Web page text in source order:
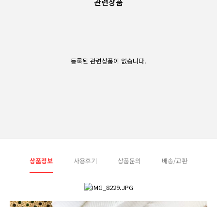
등록된 관련상품이 없습니다.
상품정보 사용후기 상품문의 배송/교환